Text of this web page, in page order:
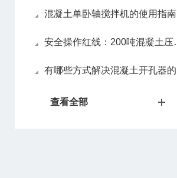
混凝土单卧轴搅拌机的使用指南
安全操作红线：200吨混凝土压力试验机的防护装置与应急措施
有哪些方式解决混凝土开孔器的故障
查看全部